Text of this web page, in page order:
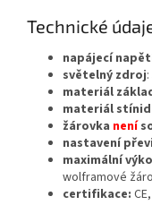
Technické
napájecí
světelný zdroj
materiál
materiál
žárovka není
nastavení
maximální
wolframové
certifikace: